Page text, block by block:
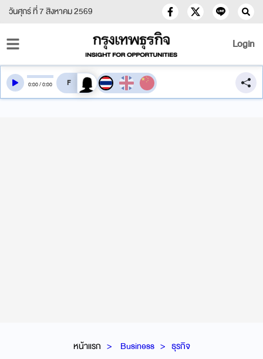
วันศุกร์ ที่ 7 สิงหาคม 2569
Login
หน้าแรก Business ธุรกิจ
0:00/0:00 สลับเสียงอ่าน